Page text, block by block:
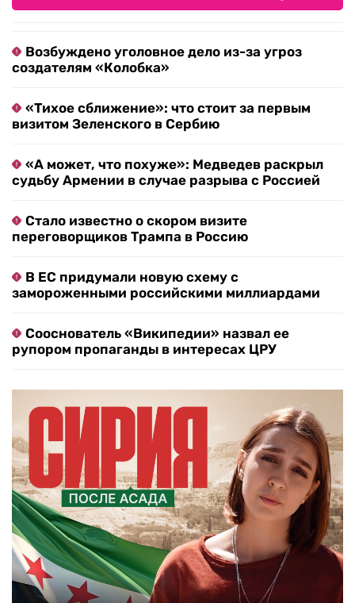
Возбуждено уголовное дело из-за угроз
создателям «Колобка»
«Тихое сближение»: что стоит за первым
визитом Зеленского в Сербию
«А может, что похуже»: Медведев раскрыл
судьбу Армении в случае разрыва с Россией
Стало известно о скором визите
переговорщиков Трампа в Россию
В ЕС придумали новую схему с
замороженными российскими миллиардами
Сооснователь «Википедии» назвал ее
рупором пропаганды в интересах ЦРУ